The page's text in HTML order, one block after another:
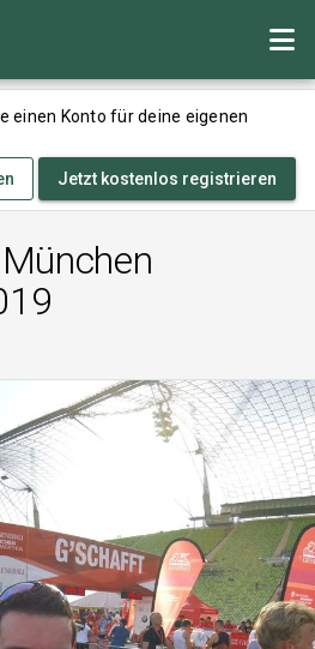
einen Konto für deine eigenen
Jetzt kostenlos registrieren